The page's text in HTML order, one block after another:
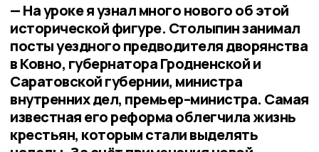
— На уроке я узнал много нового об этой
исторической фигуре. Столыпин занимал
посты уездного предводителя дворянства
в Ковно, губернатора Гродненской и
Саратовской губернии, министра
внутренних дел, премьер–министра. Самая
известная его реформа облегчила жизнь
крестьян, которым стали выделять